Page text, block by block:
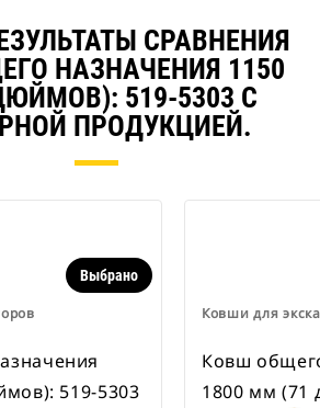
наличии также имеются
устройства для быстрой смены
навесного оборудования,
рассчитанные на ширину для
рытья траншей.
устройством для быстрой смены
закрепленные быстроразъемные
шарнирные устройства.
Специальные устройства для
оборудования CW оснащены
клиновидным замком для
надежного удержания навесного
СРАВНЕНИЯ
НАЗНАЧЕНИЯ 1150
519-5303 С
ПРОДУКЦИЕЙ.
Выбрано
519-5303
Ковши для
Ковш
1800 мм (71